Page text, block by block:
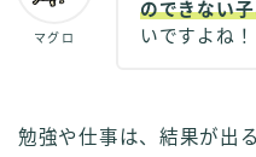
マグロ
のできない
いですよね！
勉強や仕事は、結果が出